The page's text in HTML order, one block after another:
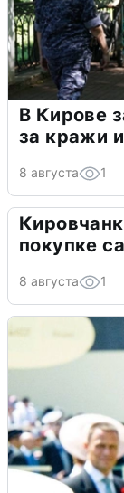
В Кирове
за кражи
8 августа 1
покупке
8 августа 1